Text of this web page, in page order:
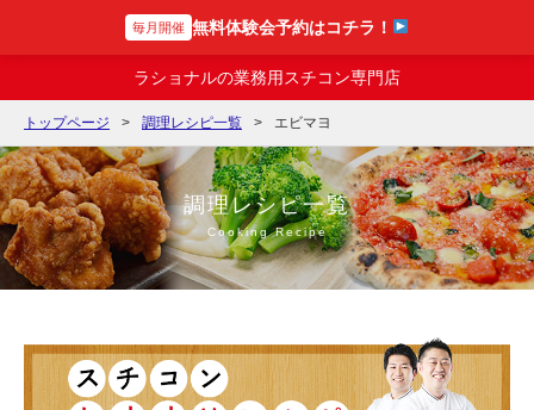
スチコンの達人
ラショナルの業務用スチコン専門店
トップページ 調理レシピ一覧 エビマヨ
調理レシピ一覧
Cooking Recipe
毎月開催 無料体験会予約はコチラ！